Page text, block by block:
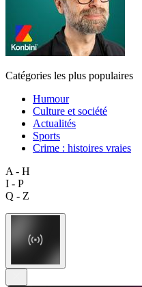
Catégories les plus populaires
Humour
Culture et société
Actualités
Sports
Crime : histoires vraies
A - H
I - P
Q - Z